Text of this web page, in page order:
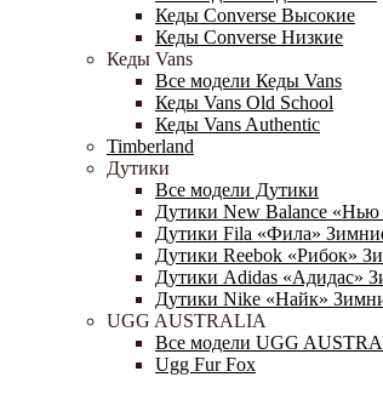
Кеды Converse Высокие
Кеды Converse Низкие
Кеды Vans
Все модели Кеды Vans
Кеды Vans Old School
Кеды Vans Authentic
Timberland
Дутики
Все модели Дутики
Дутики New Balance «Нью
Дутики Fila «Фила»
Дутики Reebok «Рибок»
Дутики Adidas «Адидас»
Дутики Nike «Найк»
UGG AUSTRALIA
Все модели UGG
Ugg Fur Fox